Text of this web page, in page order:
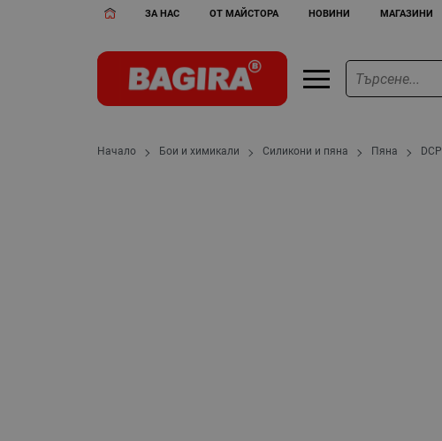
ЗА НАС ОТ МАЙСТОРА НОВИНИ МАГАЗИНИ
Начало Бои и химикали Силикони и пяна Пяна DCP